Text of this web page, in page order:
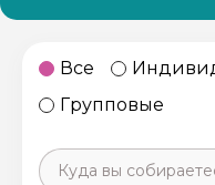
Все
Групповые